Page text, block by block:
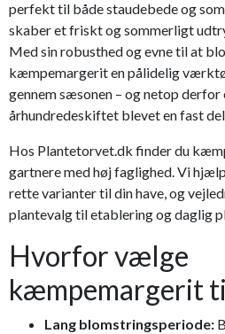
perfekt til både staudebede og
skaber et friskt og sommerligt
Med sin robusthed og evne til at
kæmpemargerit en pålidelig
gennem sæsonen – og netop derfor
århundredeskiftet blevet en fast
Hos Plantetorvet.dk finder du
gartnere med høj faglighed. Vi
rette varianter til din have, og
plantevalg til etablering og daglig
Hvorfor vælge
kæmpemargerit
Lang blomstringsperiode: